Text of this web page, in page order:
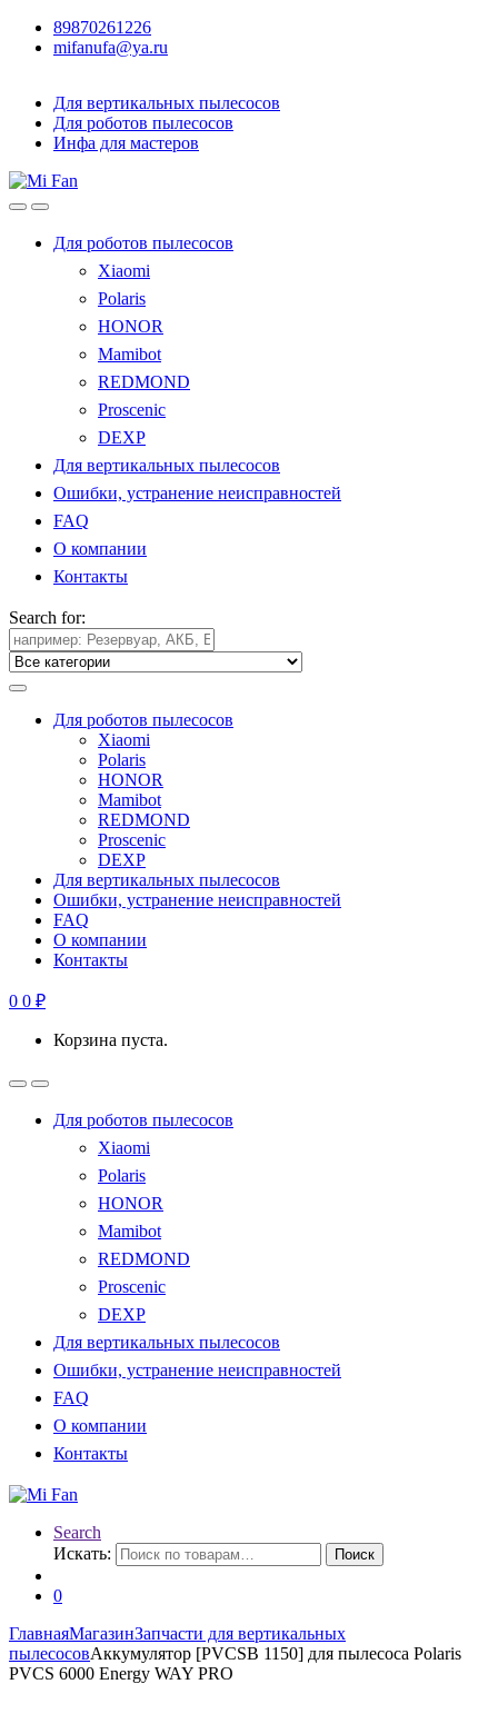
89870261226
mifanufa@ya.ru
Для вертикальных пылесосов
Для роботов пылесосов
Инфа для мастеров
Для роботов пылесосов
Xiaomi
Polaris
HONOR
Mamibot
REDMOND
Proscenic
DEXP
Для вертикальных пылесосов
Ошибки, устранение неисправностей
FAQ
О компании
Контакты
Search for:
Для роботов пылесосов
Xiaomi
Polaris
HONOR
Mamibot
REDMOND
Proscenic
DEXP
Для вертикальных пылесосов
Ошибки, устранение неисправностей
FAQ
О компании
Контакты
0 0 ₽
Корзина пуста.
Для роботов пылесосов
Xiaomi
Polaris
HONOR
Mamibot
REDMOND
Proscenic
DEXP
Для вертикальных пылесосов
Ошибки, устранение неисправностей
FAQ
О компании
Контакты
Search
Искать:
Поиск
0
ГлавнаяМагазинЗапчасти для вертикальных
пылесосовАккумулятор [PVCSB 1150] для пылесоса Polaris
PVCS 6000 Energy WAY PRO